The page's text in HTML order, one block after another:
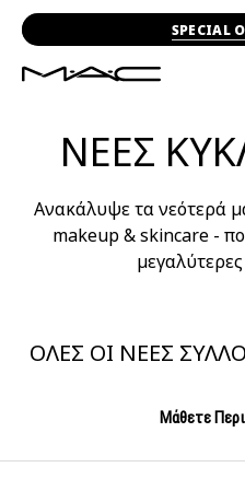
SPECIAL
ΝΕΕΣ
Ανακάλυψε τα νεότερά
makeup & skincare -
ΟΛΕΣ ΟΙ ΝΕΕΣ
Μάθετε